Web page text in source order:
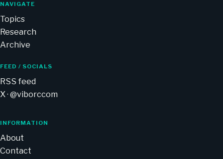
NAVIGATE
Topics
Research
Archive
FEED / SOCIALS
RSS feed
X · @viborccom
INFORMATION
About
Contact